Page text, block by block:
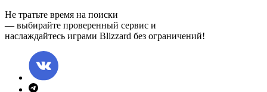
Не тратьте время на поиски
— выбирайте проверенный сервис и
наслаждайтесь играми Blizzard без ограничений!